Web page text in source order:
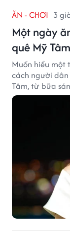
ĂN - CHƠI 3
Một ngày
quê Mỹ
Muốn hiểu một
cách người
Tâm, từ bữa
đậm dấu ấn